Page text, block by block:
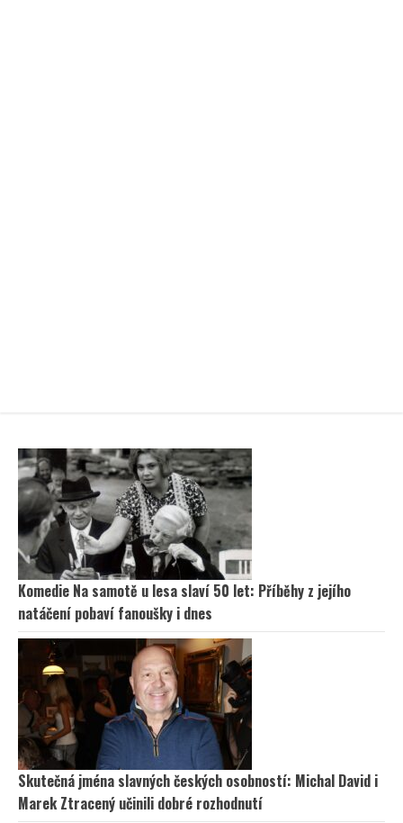
Komedie Na samotě u lesa slaví 50 let: Příběhy z jejího
natáčení pobaví fanoušky i dnes
Skutečná jména slavných českých osobností: Michal David i
Marek Ztracený učinili dobré rozhodnutí